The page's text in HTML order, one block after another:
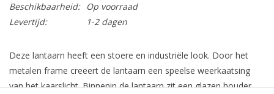
Beschikbaarheid:
Op voorraad
Levertijd:
1-2 dagen
Deze lantaarn heeft een stoere en industriële look. Door het
metalen frame creëert de lantaarn een speelse weerkaatsing
van het kaarslicht. Binnenin de lantaarn zit een glazen houder